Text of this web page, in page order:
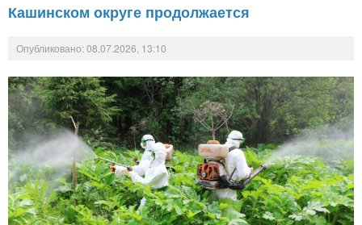
Кашинском округе продолжается
Опубликовано: 08.07.2026, 13:10